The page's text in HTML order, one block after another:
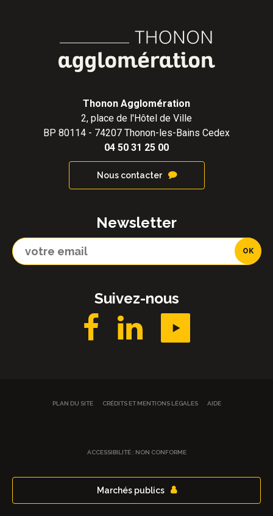
Thonon Agglomération
2, place de l'Hôtel de Ville
BP 80114 - 74207 Thonon-les-Bains Cedex
04 50 31 25 00
Nous contacter
Newsletter
Suivez-nous
PLAN DU SITE CRÉDITS ET MENTIONS LÉGALES AIDE
ACCESSIBILITÉ : NON CONFORME
Marchés publics